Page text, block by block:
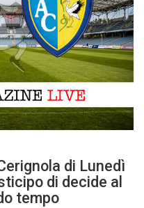
di Lunedì
di decide al
tempo